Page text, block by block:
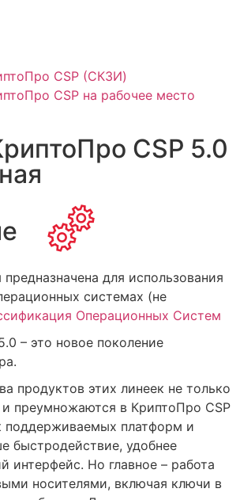
CSP (СКЗИ)
CSP на рабочее место
CSP 5.0
для использования
системах (не
Операционных Систем
– это новое поколение
продуктов этих линеек не только
преумножаются в КриптоПро CSP
поддерживаемых платформ и
быстродействие, удобнее
интерфейс. Но главное – работа
носителями, включая ключи в